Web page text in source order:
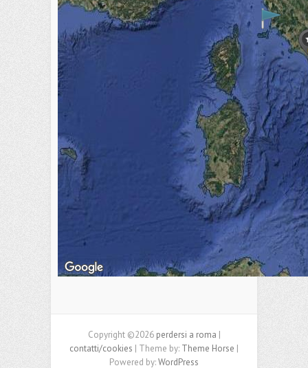
Copyright ©2026 perdersi a roma |
contatti/cookies | Theme by: Theme Horse |
Powered by:WordPress